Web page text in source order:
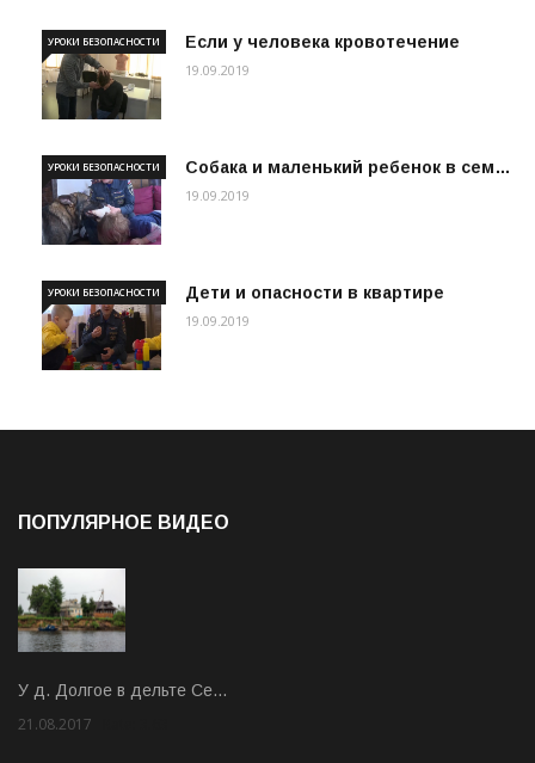
Если у человека кровотечение
УРОКИ БЕЗОПАСНОСТИ
19.09.2019
Собака и маленький ребенок в сем…
УРОКИ БЕЗОПАСНОСТИ
19.09.2019
Дети и опасности в квартире
УРОКИ БЕЗОПАСНОСТИ
19.09.2019
ПОПУЛЯРНОЕ ВИДЕО
У д. Долгое в дельте Се…
21.08.2017